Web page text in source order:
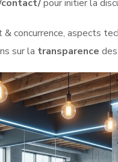
pour initier la
concurrence, aspects
sur la transparence